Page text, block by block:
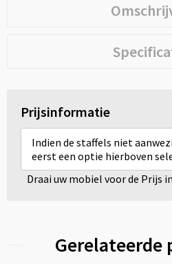
Prijsinformatie
Indien de staffels niet
eerst een optie hierboven
Draai uw mobiel voor de Prijs
Gerelateerde